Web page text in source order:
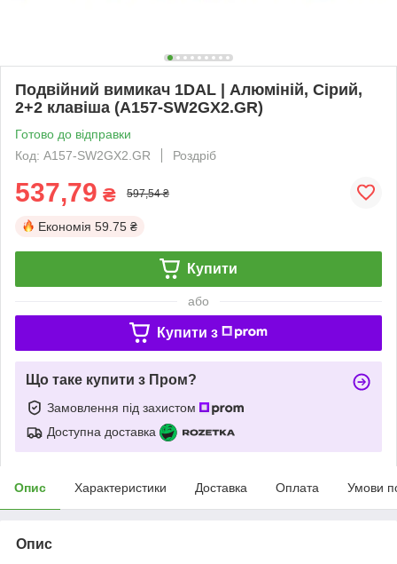
Подвійний вимикач 1DAL | Алюміній, Сірий,
2+2 клавіша (A157-SW2GX2.GR)
Готово до відправки
Код: A157-SW2GX2.GR
Роздріб
537,79 ₴ 597,54 ₴
Економія 59.75 ₴
Купити
або
Купити з
Що таке купити з Пром?
Замовлення під захистом
Доступна доставка
Опис Характеристики Доставка Оплата Умови
Опис